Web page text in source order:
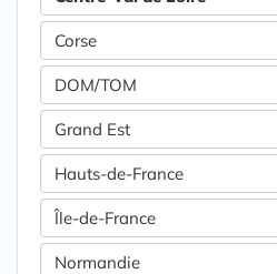
Corse
DOM/TOM
Grand Est
Hauts-de-France
Île-de-France
Normandie